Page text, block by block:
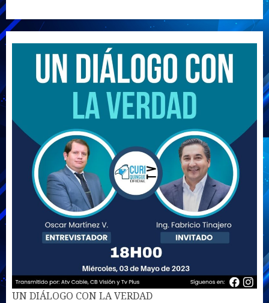
UN DIÁLOGO CON LA VERDAD